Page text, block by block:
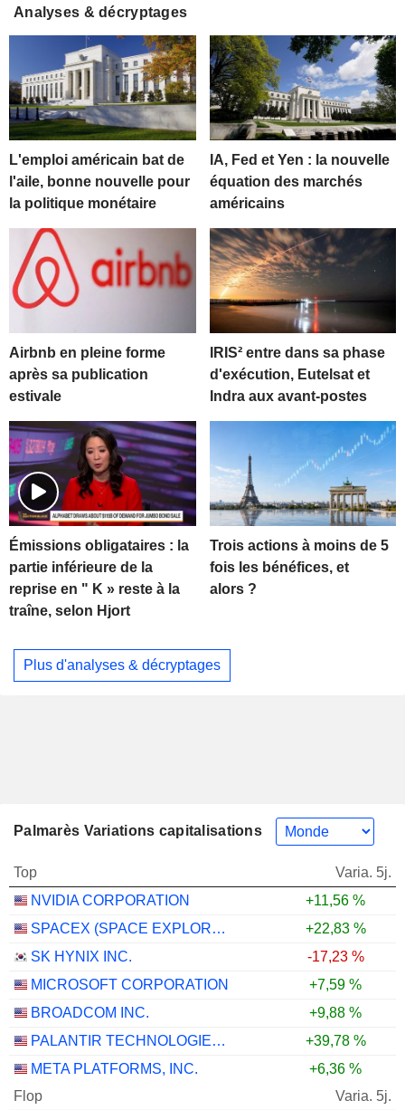
Analyses & décryptages
L'emploi américain bat de
l'aile, bonne nouvelle pour
la politique monétaire
IA, Fed et Yen : la nouvelle
équation des marchés
américains
Airbnb en pleine forme
après sa publication
estivale
IRIS² entre dans sa phase
d'exécution, Eutelsat et
Indra aux avant-postes
Émissions obligataires : la
partie inférieure de la
reprise en " K » reste à la
traîne, selon Hjort
Trois actions à moins de 5
fois les bénéfices, et
alors ?
Plus d'analyses & décryptages
Palmarès Variations capitalisations
Top
Varia. 5j.
NVIDIA CORPORATION
+11,56 %
SPACEX (SPACE EXPLORATION TECHNOLOGIES)
+22,83 %
SK HYNIX INC.
-17,23 %
MICROSOFT CORPORATION
+7,59 %
BROADCOM INC.
+9,88 %
PALANTIR TECHNOLOGIES INC.
+39,78 %
META PLATFORMS, INC.
+6,36 %
Flop
Varia. 5j.